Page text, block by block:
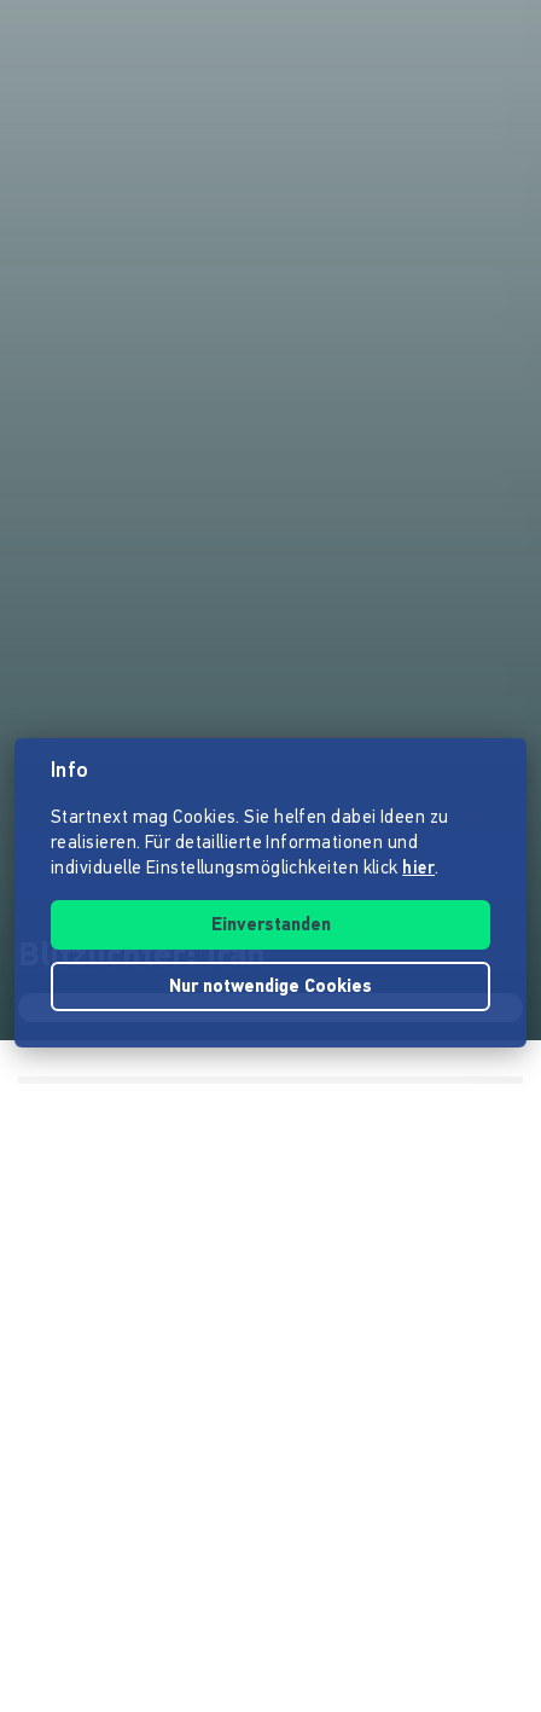
Blitzlichter: Iran
Info
Startnext mag Cookies. Sie helfen dabei Ideen zu
realisieren. Für detaillierte Informationen und
individuelle Einstellungsmöglichkeiten klick hier.
Einverstanden
Nur notwendige Cookies